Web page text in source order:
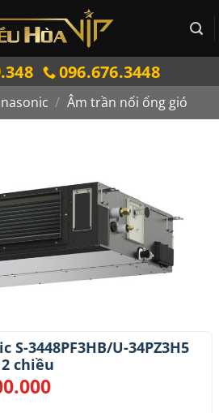
096.676.3448
/ Âm trần nối ống gió
3448PF3HB/U-34PZ3H5
chiều
Giá